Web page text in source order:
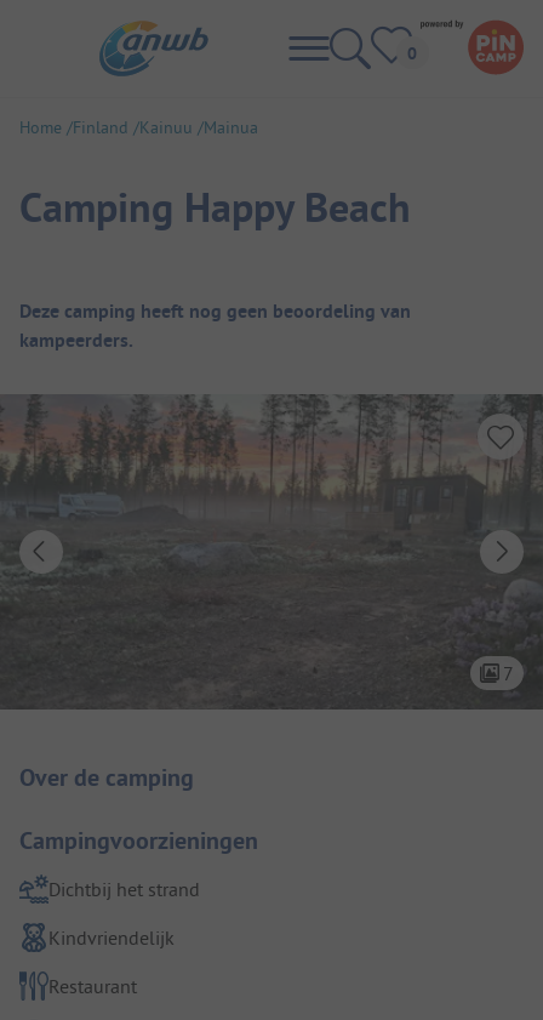
Home Finland Kainuu Mainua
Camping Happy Beach
Camping overzicht
Deze camping heeft nog geen beoordeling van
kampeerders.
7
Over de camping
Campingvoorzieningen
Dichtbij het strand
Kindvriendelijk
Restaurant